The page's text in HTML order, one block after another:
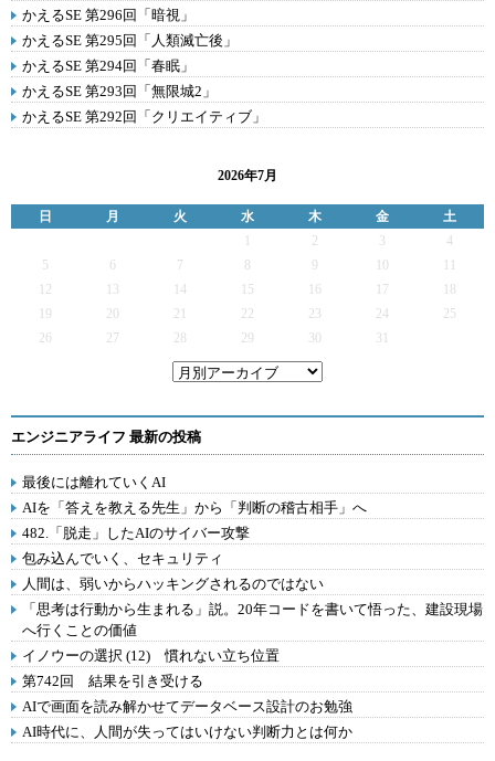
かえるSE 第296回「暗視」
かえるSE 第295回「人類滅亡後」
かえるSE 第294回「春眠」
かえるSE 第293回「無限城2」
かえるSE 第292回「クリエイティブ」
2026年7月
日 月 火 水 木 金
土
2 3
4
5
6 7 9
12
13 14 15 16 17
19
20 21 22 23 24
25
26
27 28 29 30 31
エンジニアライフ 最新の投稿
最後には離れていくAI
AIを「答えを教える先生」から「判断の稽古相手」へ
482.「脱走」したAIのサイバー攻撃
包み込んでいく、セキュリティ
人間は、弱いからハッキングされるのではない
「思考は行動から生まれる」説。20年コードを書いて悟った、建設現場
へ行くことの価値
イノウーの選択 (12) 慣れない立ち位置
第742回 結果を引き受ける
AIで画面を読み解かせてデータベース設計のお勉強
AI時代に、人間が失ってはいけない判断力とは何か